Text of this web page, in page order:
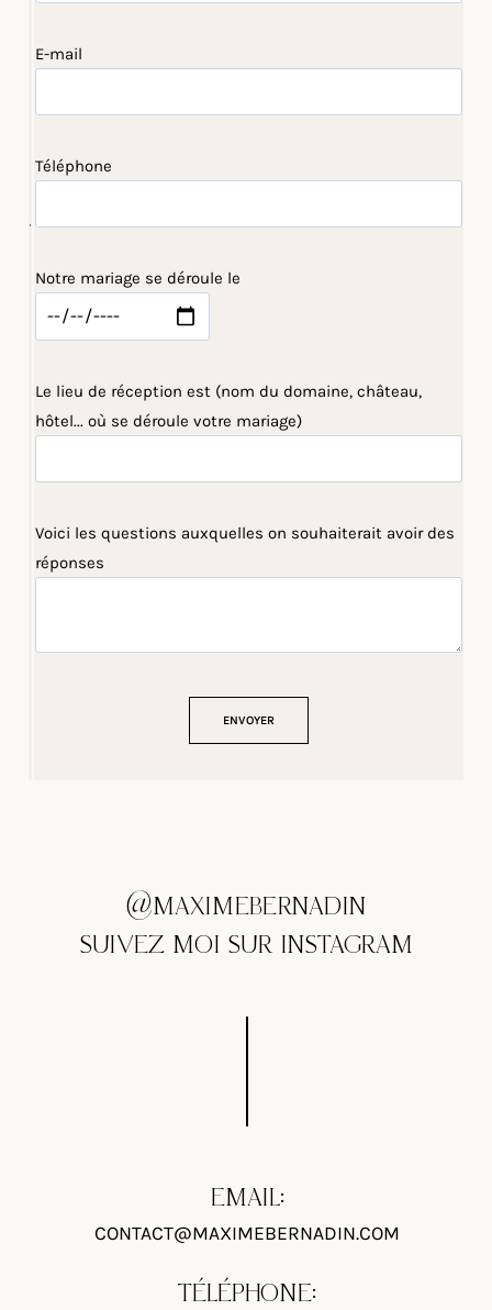
E-mail
Téléphone
Notre mariage se déroule le
Le lieu de réception est (nom du domaine, château,
hôtel... où se déroule votre mariage)
Voici les questions auxquelles on souhaiterait avoir des
réponses
@MAXIMEBERNADIN
SUIVEZ MOI SUR INSTAGRAM
EMAIL:
CONTACT@MAXIMEBERNADIN.COM
TÉLÉPHONE: